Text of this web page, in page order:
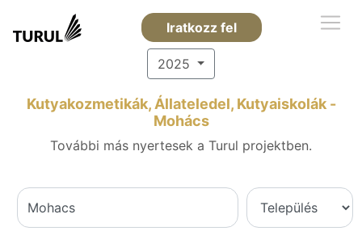
Iratkozz fel
2025
Kutyakozmetikák, Állateledel, Kutyaiskolák -
Mohács
További más nyertesek a Turul projektben.